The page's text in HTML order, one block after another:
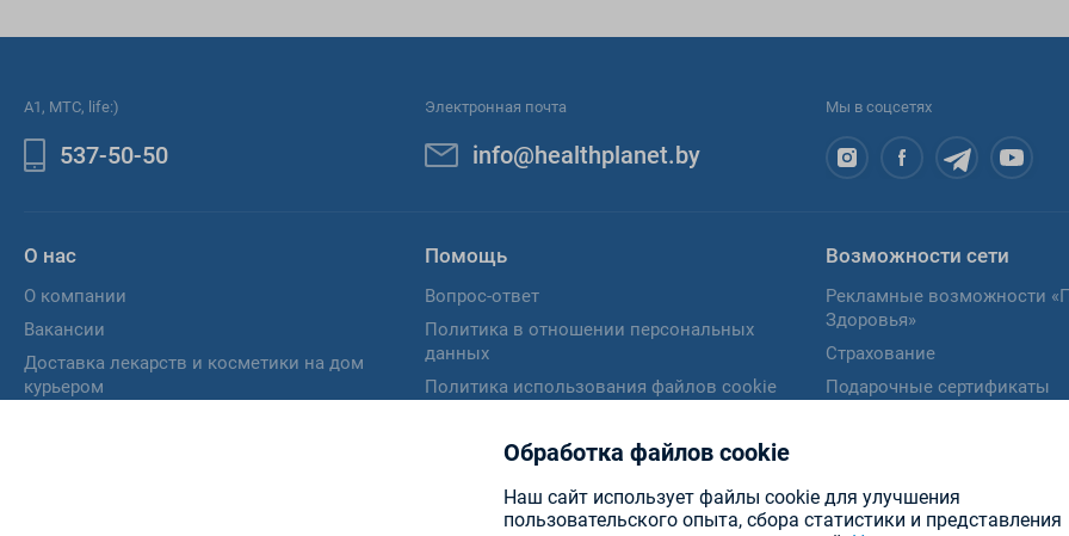
A1, МТС, life:)
537-50-50
Электронная почта
info@healthplanet.by
Мы в соцсетях
О нас
О компании
Вакансии
Доставка лекарств и косметики на дом
курьером
Помощь
Вопрос-ответ
Политика в отношении персональных
данных
Политика использования файлов cookie
персональных данных
Возможности сети
Рекламные возможности
Здоровья»
Страхование
Подарочные сертификаты
Проверка зрения
Обработка файлов cookie
Наш сайт использует файлы cookie для улучшения
пользовательского опыта, сбора статистики и представления